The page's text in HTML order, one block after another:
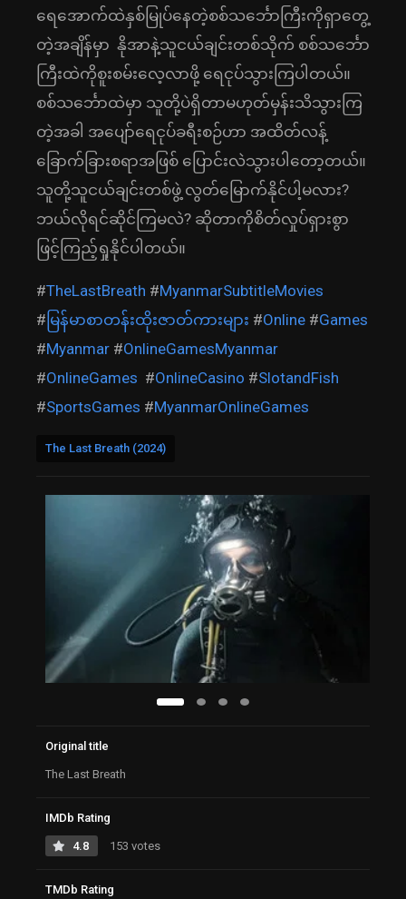
ရေအောက်ထဲနှစ်မြုပ်နေတဲ့စစ်‌သင်္ဘောကြီးကိုရှာတွေ့
တဲ့အချိန်မှာ ‌ နိုအာနဲ့သူငယ်ချင်းတစ်သိုက် စစ်‌‌သင်္ဘော
ကြီးထဲကိုစူးစမ်းလေ့လာဖို့ ရေငုပ်သွားကြပါတယ်။
စစ်သင်္ဘောထဲမှာ သူတို့ပဲရှိတာမဟုတ်မှန်းသိသွားကြ
တဲ့အခါ အပျော်ရေငုပ်ခရီးစဉ်ဟာ အထိတ်လန့်
ခြောက်ခြားစရာအဖြစ် ပြောင်းလဲသွားပါတော့တယ်။
သူတို့သူငယ်ချင်းတစ်ဖွဲ့ လွတ်မြောက်နိုင်ပါ့မလား?
ဘယ်လိုရင်ဆိုင်ကြမလဲ? ဆိုတာကိုစိတ်လှုပ်ရှားစွာ
ဖြင့်ကြည့်ရှုနိုင်ပါတယ်။
#TheLastBreath #MyanmarSubtitleMovies
# မြန်မာစာတန်းထိုးဇာတ်ကားများ #Online #Games
#Myanmar #OnlineGamesMyanmar
#OnlineGames #OnlineCasino #SlotandFish
#SportsGames #MyanmarOnlineGames
The Last Breath (2024)
Original title
The Last Breath
IMDb Rating
4.8 153 votes
TMDb Rating